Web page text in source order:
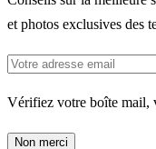
et photos exclusives des
Vérifiez votre boîte mail,
Non merci